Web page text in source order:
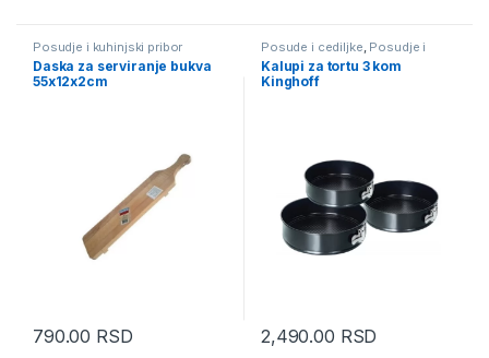
Posudje i kuhinjski pribor
Daska za serviranje bukva
55x12x2cm
790.00 RSD
Posude i cediljke Posudje i
kuhinjski pribor
Kalupi za tortu 3 kom
Kinghoff
2,490.00 RSD